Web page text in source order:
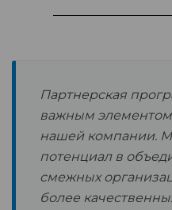
Партнерская
важным элементом
нашей компании.
потенциал в
смежных
более